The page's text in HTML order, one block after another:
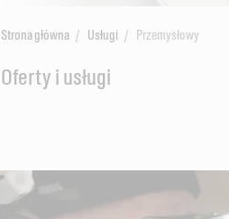
Strona główna Usługi Przemysłowy
Oferty i usługi